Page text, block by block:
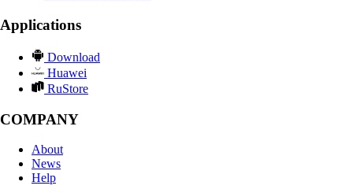
Applications
Download
Huawei
RuStore
COMPANY
About
News
Help